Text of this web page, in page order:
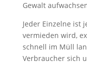
Gewalt
Jeder Einzelne ist
vermieden wird,
schnell im Müll
Verbraucher sich